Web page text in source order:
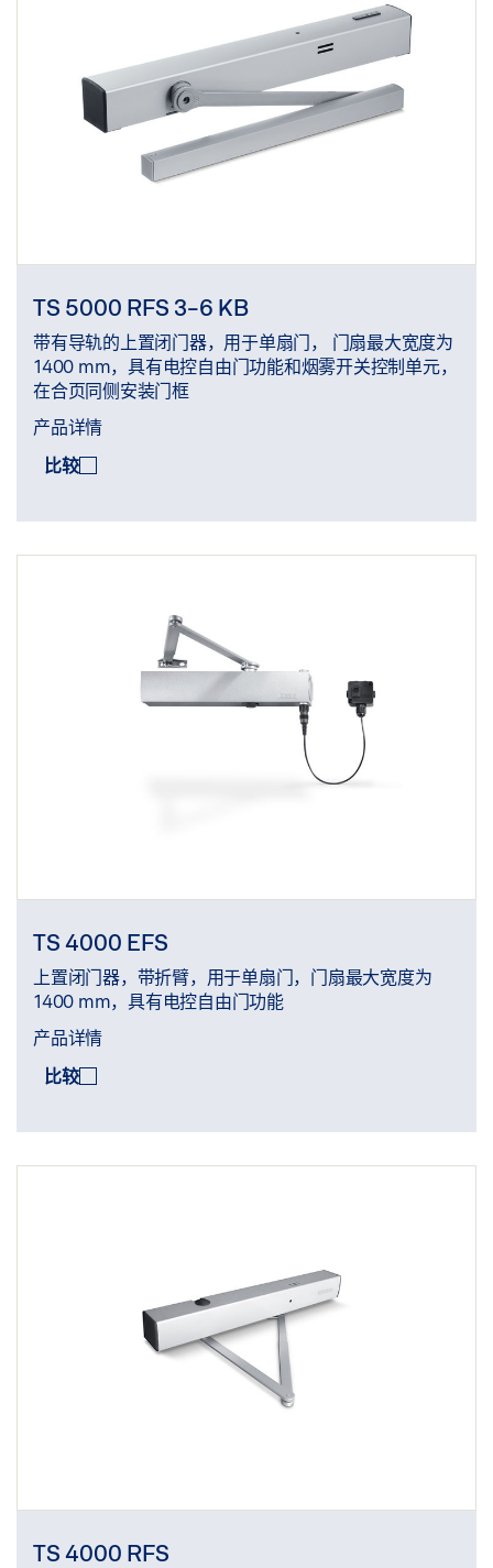
TS 5000 RFS 3-6 KB
带有导轨的上置闭门器，用于单扇门， 门扇最大宽度为
1400 mm，具有电控自由门功能和烟雾开关控制单元，
在合页同侧安装门框
产品详情
比较
TS 4000 EFS
上置闭门器，带折臂，用于单扇门，门扇最大宽度为
1400 mm，具有电控自由门功能
产品详情
比较
TS 4000 RFS